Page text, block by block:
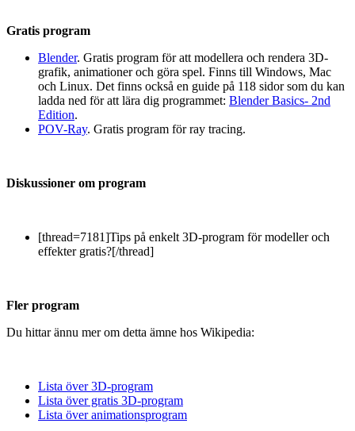
Gratis program
Blender. Gratis program för att modellera och rendera 3D-
grafik, animationer och göra spel. Finns till Windows, Mac
och Linux. Det finns också en guide på 118 sidor som du kan
ladda ned för att lära dig programmet: Blender Basics- 2nd
Edition.
POV-Ray. Gratis program för ray tracing.
Diskussioner om program
[thread=7181]Tips på enkelt 3D-program för modeller och
effekter gratis?[/thread]
Fler program
Du hittar ännu mer om detta ämne hos Wikipedia:
Lista över 3D-program
Lista över gratis 3D-program
Lista över animationsprogram